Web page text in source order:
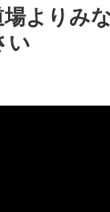
場より
い